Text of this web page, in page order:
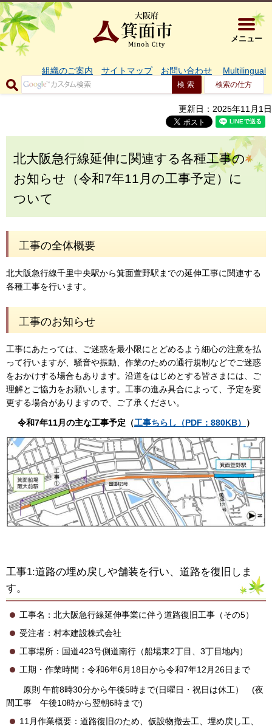
大阪府箕
メニュー
組織のご案内 サイトマップ お問い合わせ Multilingual
検索の仕方
更新日：2025年11月1日
北大阪急行線延伸に関連する各種工事の
お知らせ（令和7年11月の工事予定）に
ついて
工事の全体概要
北大阪急行線千里中央駅から箕面萱野駅までの延伸工事に関連する
各種工事を行います。
工事のお知らせ
工事にあたっては、ご迷惑を最小限にとどめるよう細心の注意を払
って行いますが、騒音や振動、作業のための通行規制などでご迷惑
をおかけする場合もあります。沿道をはじめとする皆さまには、ご
理解とご協力をお願いします。工事の進み具合によって、予定を変
更する場合がありますので、ご了承ください。
令和7年11月の主な工事予定（工事ちらし（PDF：880KB） ）
工事1:道路の埋め戻しや舗装を行い、道路を復旧しま
す。
工事名：北大阪急行線延伸事業に伴う道路復旧工事（その5）
受注者：村本建設株式会社
工事場所：国道423号側道南行（船場東2丁目、3丁目地内）
工期・作業時間：令和6年6月18日から令和7年12月26日まで
原則 午前8時30分から午後5時まで(日曜日・祝日は休工） (夜
間工事 午後10時から翌朝6時まで)
11月作業概要：道路復旧のため、仮設物撤去工、埋め戻し工、